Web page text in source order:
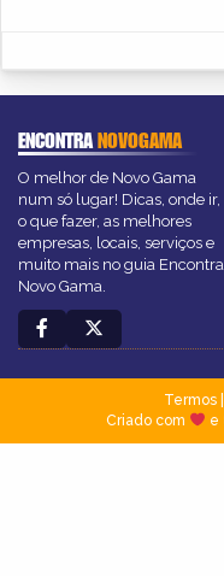
ENCONTRANOVOGAMA
O melhor de Novo Gama
num só lugar! Dicas, onde ir,
o que fazer, as melhores
empresas, locais, serviços e
muito mais no guia Encontra
Novo Gama.
Termos|
Criado com
e